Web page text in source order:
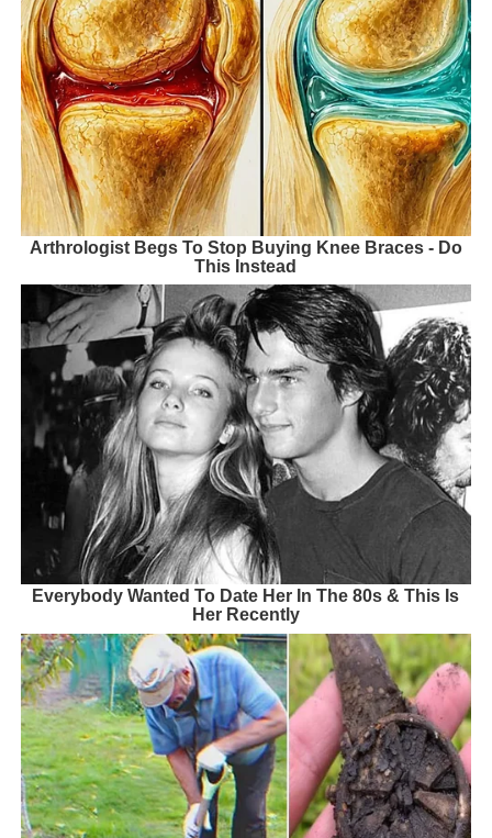
Arthrologist Begs To Stop Buying Knee Braces - Do
This Instead
Everybody Wanted To Date Her In The 80s & This Is
Her Recently